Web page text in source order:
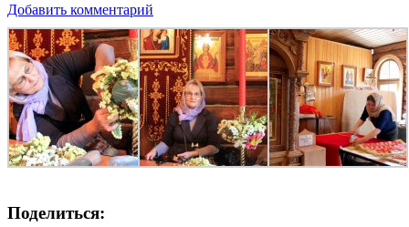
Добавить комментарий
Поделиться: